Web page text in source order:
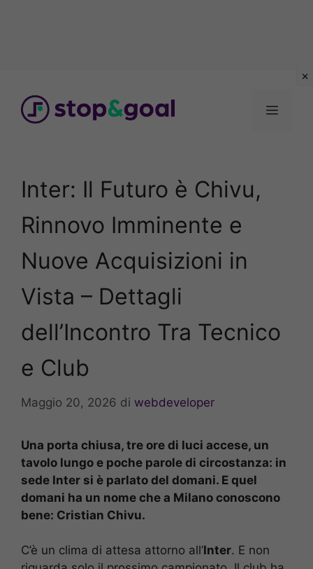
contenuto
Menu
Inter: Il Futuro è Chivu,
Rinnovo Imminente e
Nuove Acquisizioni in
Vista – Dettagli
dell’Incontro Tra Tecnico
e Club
Maggio 20, 2026 di webdeveloper
Una porta chiusa, tre ore di luci accese, un
tavolo lungo e poche parole di circostanza: in
sede Inter si è parlato del domani. E quel
domani ha un nome che a Milano conoscono
bene: Cristian Chivu.
C’è un clima di attesa attorno all’Inter. E non